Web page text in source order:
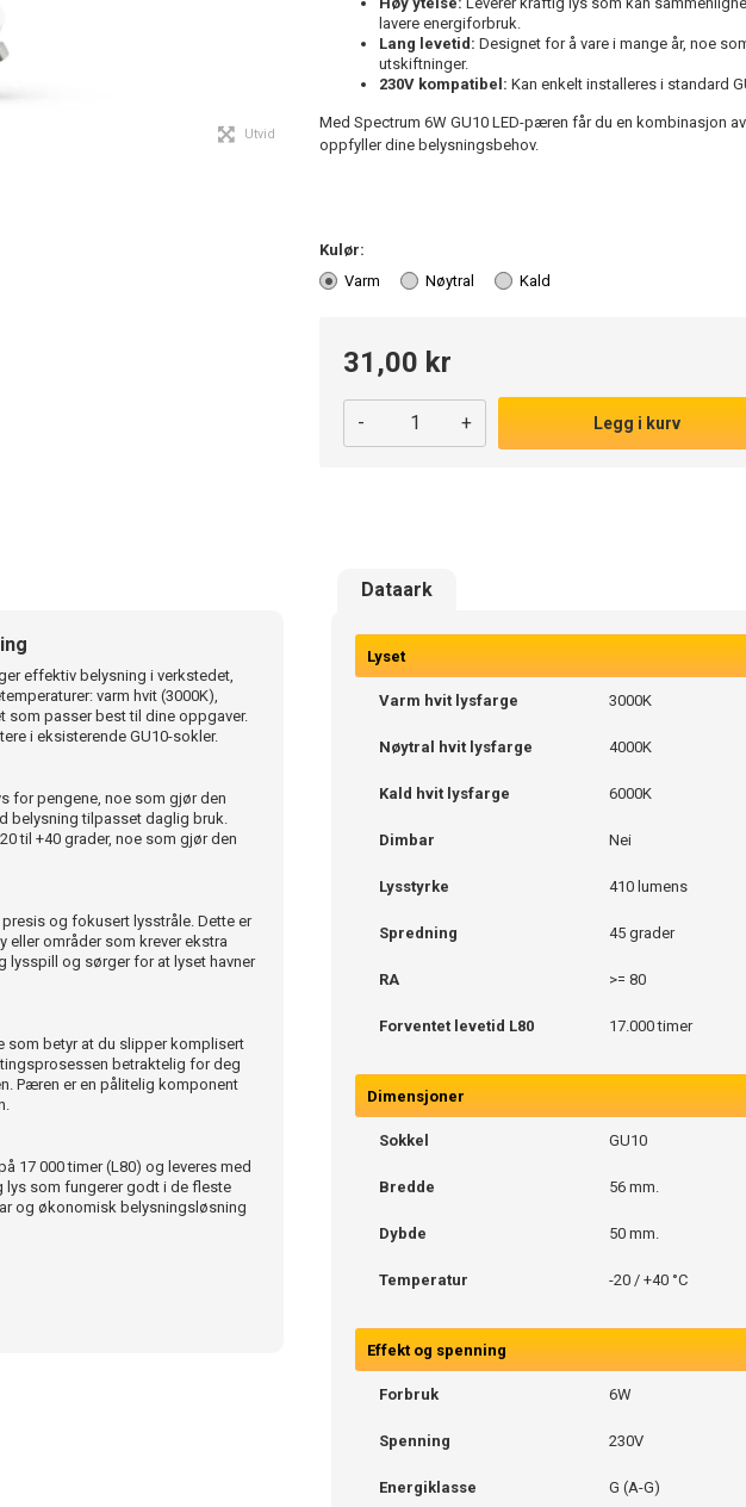
Utvid
lavere energiforbruk.
Lang levetid: Designet for å vare i mange år, noe
utskiftninger.
230V kompatibel: Kan enkelt installeres i standard
Med Spectrum 6W GU10 LED-pæren får du en kombinasjon
oppfyller dine belysningsbehov.
Kulør:
Varm
Nøytral Kald
31,00 kr
- + Legg i kurv
Dataark
effektiv belysning i verkstedet,
varm hvit (3000K),
som passer best til dine oppgaver.
i eksisterende GU10-sokler.
for pengene, noe som gjør den
belysning tilpasset daglig bruk.
til +40 grader, noe som gjør den
og fokusert lysstråle. Dette er
eller områder som krever ekstra
lysspill og sørger for at lyset havner
som betyr at du slipper komplisert
betraktelig for deg
Pæren er en pålitelig komponent
17 000 timer (L80) og leveres med
lys som fungerer godt i de fleste
og økonomisk belysningsløsning
Lyset
Varm hvit lysfarge 3000K
Nøytral hvit lysfarge 4000K
Kald hvit lysfarge 6000K
Dimbar Nei
Lysstyrke 410 lumens
Spredning 45 grader
RA >= 80
Forventet levetid L80 17.000 timer
Dimensjoner
Sokkel GU10
Bredde 56 mm.
Dybde 50 mm.
Temperatur -20 / +40 °C
Effekt og spenning
Forbruk 6W
Spenning 230V
Energiklasse G (A-G)